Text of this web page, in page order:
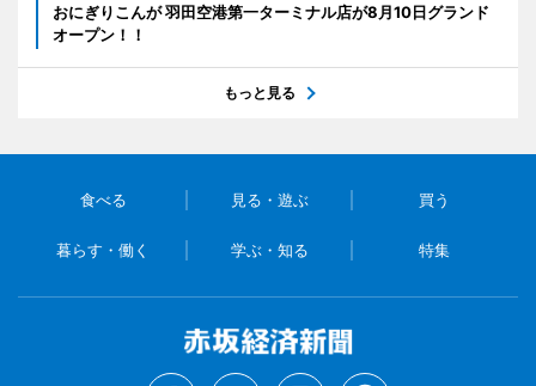
おにぎりこんが 羽田空港第一ターミナル店が8月10日グランド
オープン！！
もっと見る
食べる 見る・遊ぶ 買う
暮らす・働く 学ぶ・知る 特集